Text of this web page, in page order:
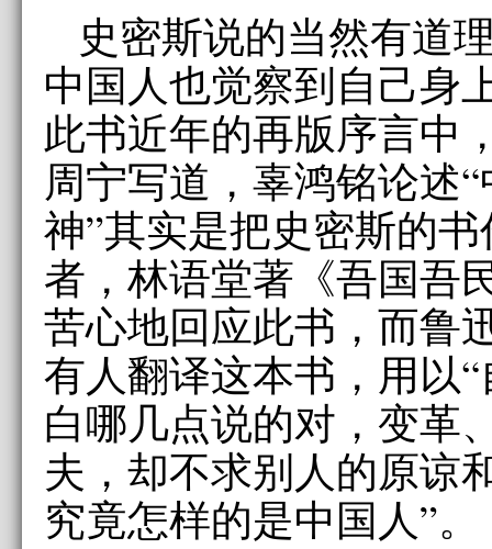
史密斯说的当然有道
中国人也觉察到自己身
此书近年的再版序言中
周宁写道，辜鸿铭论述
神”其实是把史密斯的
者，林语堂著《吾国吾
苦心地回应此书，而鲁
有人翻译这本书，用以
白哪几点说的对，变革
夫，却不求别人的原谅
究竟怎样的是中国人”。